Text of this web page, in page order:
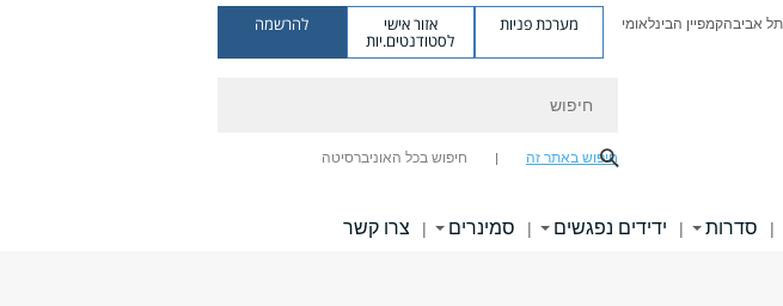
אביבהקמפיין הבינלאומי מערכת פניות אזור אישי
לסטודנטים.יות
להרשמה
חיפוש באתר זה חיפוש בכל האוניברסיטה
| סדרות | ידידים נפגשים | סמינרים | צרו קשר